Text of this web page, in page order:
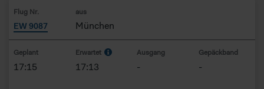
Flug Nr.
EW 9087
aus
München
Geplant
17:15
Erwartet
17:13
Ausgang
-
Gepäckband
-